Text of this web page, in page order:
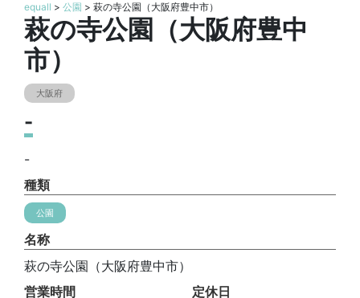
equall > 公園 > 萩の寺公園（大阪府豊中市）
萩の寺公園（大阪府豊中
市）
大阪府
-
-
種類
公園
名称
萩の寺公園（大阪府豊中市）
営業時間
定休日